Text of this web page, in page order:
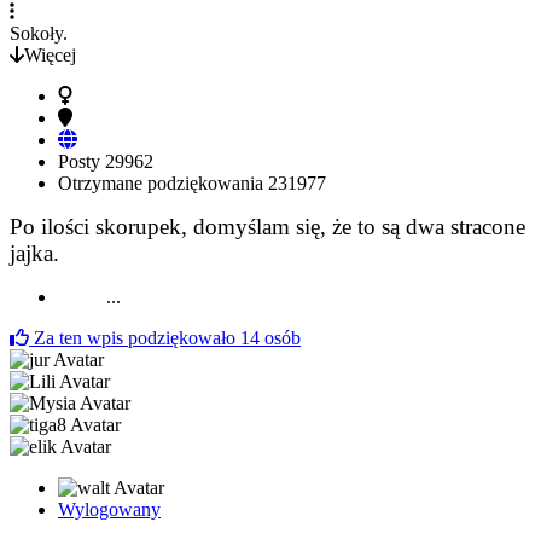
Sokoły.
Więcej
Posty 29962
Otrzymane podziękowania 231977
Po ilości skorupek, domyślam się, że to są dwa stracone
jajka.
...
Za ten wpis podziękowało 14 osób
Wylogowany